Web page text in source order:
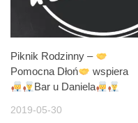
Piknik Rodzinny –
Pomocna Dłoń
wspiera
Bar u Daniela
2019-05-30